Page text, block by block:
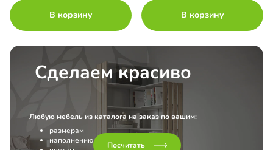
В корзину В корзину
Сделаем красиво
Любую мебель из каталога на заказ по вашим:
размерам
наполнению
Посчитать